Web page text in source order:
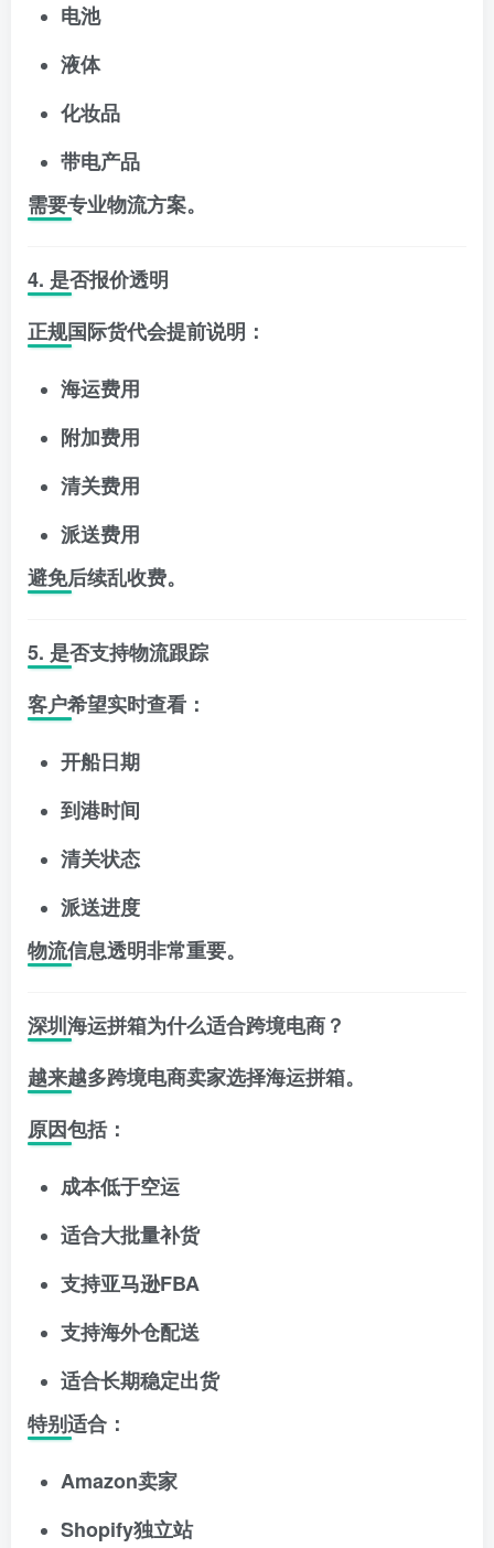
电池
液体
化妆品
带电产品
需要专业物流方案。
4. 是否报价透明
正规国际货代会提前说明：
海运费用
附加费用
清关费用
派送费用
避免后续乱收费。
5. 是否支持物流跟踪
客户希望实时查看：
开船日期
到港时间
清关状态
派送进度
物流信息透明非常重要。
深圳海运拼箱为什么适合跨境电商？
越来越多跨境电商卖家选择海运拼箱。
原因包括：
成本低于空运
适合大批量补货
支持亚马逊FBA
支持海外仓配送
适合长期稳定出货
特别适合：
Amazon卖家
Shopify独立站